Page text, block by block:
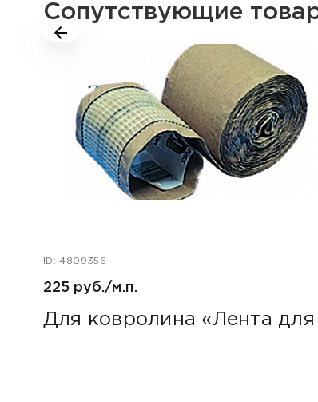
Сопутствующие
ID: 4809356
225 руб./м.п.
Для ковролина «Лента